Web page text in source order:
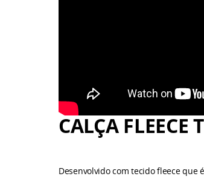
CALÇA
Desenvolvido com tecido fleece que